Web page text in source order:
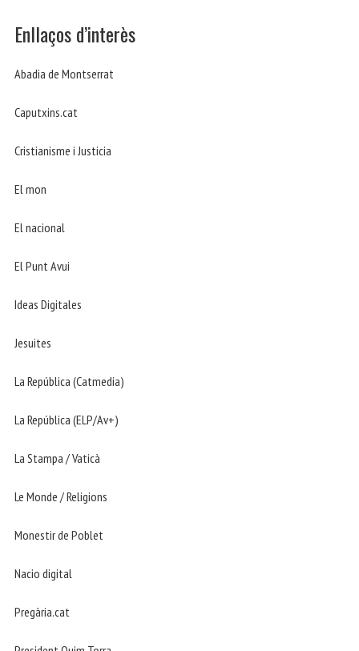
Enllaços d’interès
Abadia de Montserrat
Caputxins.cat
Cristianisme i Justicia
El mon
El nacional
El Punt Avui
Ideas Digitales
Jesuites
La República (Catmedia)
La República (ELP/Av+)
La Stampa / Vaticà
Le Monde / Religions
Monestir de Poblet
Nacio digital
Pregària.cat